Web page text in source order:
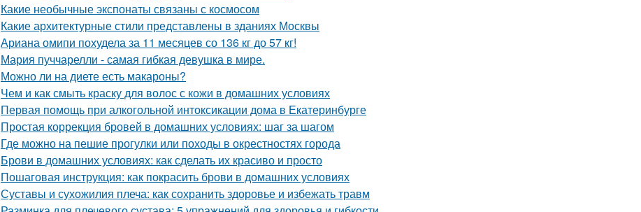
Какие необычные экспонаты связаны с космосом
Какие архитектурные стили представлены в зданиях Москвы
Ариана омипи похудела за 11 месяцев со 136 кг до 57 кг!
Мария пуччарелли - самая гибкая девушка в мире.
Можно ли на диете есть макароны?
Чем и как смыть краску для волос с кожи в домашних условиях
Первая помощь при алкогольной интоксикации дома в Екатеринбурге
Простая коррекция бровей в домашних условиях: шаг за шагом
Где можно на пешие прогулки или походы в окрестностях города
Брови в домашних условиях: как сделать их красиво и просто
Пошаговая инструкция: как покрасить брови в домашних условиях
Суставы и сухожилия плеча: как сохранить здоровье и избежать травм